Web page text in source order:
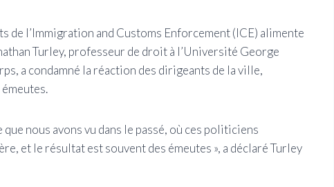
de l’Immigration and Customs Enforcement (ICE) alimente
Turley, professeur de droit à l’Université George
a condamné la réaction des dirigeants de la ville,
nous avons vu dans le passé, où ces politiciens
et le résultat est souvent des émeutes », a déclaré Turley